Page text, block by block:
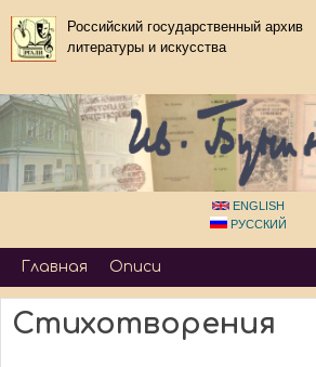
Перейти к основному
содержанию
Российский государственный архив
литературы и искусства
ENGLISH
РУССКИЙ
Primary_tsvetaeva for Ivan Bunin
Главная Описи
Стихотворения